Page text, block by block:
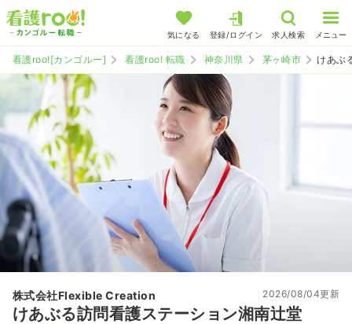
気になる 登録/ログイン 求人検索 メニュー
看護roo![カンゴルー] 看護roo! 転職 神奈川県 茅ヶ崎市 けあぶ
株式会社Flexible Creation
けあぶる訪問看護ステーション湘南辻堂
2026/08/04更新